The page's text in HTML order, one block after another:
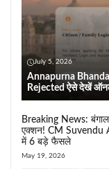
July 5, 2026
Annapurna
Rejected ऐसे देखें
Breaking News: बंगाल
एक्शन! CM Suvendu
में 6 बड़े फैसले
May 19, 2026